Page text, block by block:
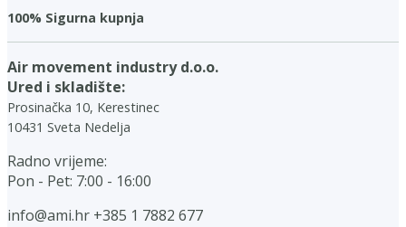
100% Sigurna kupnja
Air movement industry d.o.o.
Ured i skladište:
Prosinačka 10, Kerestinec
10431 Sveta Nedelja
Radno vrijeme:
Pon - Pet: 7:00 - 16:00
info@ami.hr +385 1 7882 677